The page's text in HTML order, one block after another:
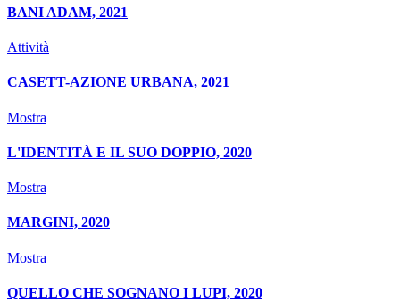
BANI ADAM, 2021
Attività
CASETT-AZIONE URBANA, 2021
Mostra
L'IDENTITÀ E IL SUO DOPPIO, 2020
Mostra
MARGINI, 2020
Mostra
QUELLO CHE SOGNANO I LUPI, 2020